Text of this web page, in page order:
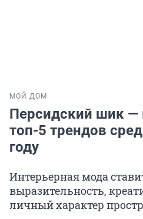
МОЙ ДОМ
Персидский шик —
топ-5 трендов
году
Интерьерная мода
выразительность,
личный характер